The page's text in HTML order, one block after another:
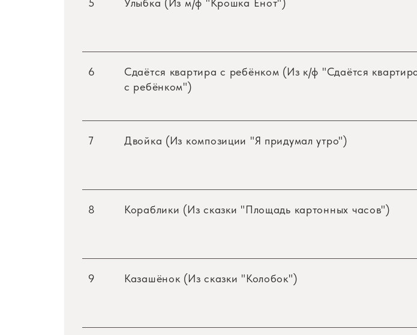
5 Улыбка (Из м/ф "Крошка Енот")
6
Сдаётся квартира с ребёнком (Из к/ф "Сдаётся
с ребёнком")
7 Двойка (Из композиции "Я придумал утро")
8 Кораблики (Из сказки "Площадь картонных часов")
9 Казашёнок (Из сказки "Колобок")